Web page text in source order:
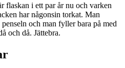
flaskan i ett par år nu och varken
har någonsin torkat. Man
och man fyller bara på med
och då. Jättebra.